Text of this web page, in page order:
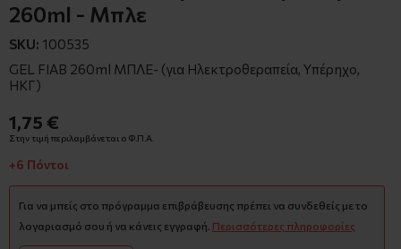
260ml - Μπλε
SKU: 100535
GEL FIAB 260ml ΜΠΛΕ- (για Ηλεκτροθεραπεία, Υπέρηχο,
ΗΚΓ)
1,75 €
Στην τιμή περιλαμβάνεται ο Φ.Π.Α.
+6 Πόντοι
Για να μπείς στο πρόγραμμα επιβράβευσης πρέπει να συνδεθείς με το
λογαριασμό σου ή να κάνεις εγγραφή. Περισσότερες πληροφορίες